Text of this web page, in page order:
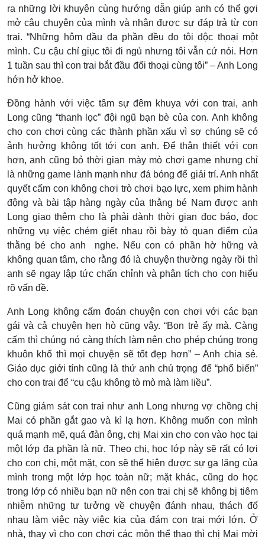
ra những lời khuyên cùng hướng dẫn giúp anh có thể gợi
mở câu chuyện của mình và nhận được sự đáp trả từ con
trai. “Những hôm đầu đa phần đều do tôi độc thoại một
mình. Cu cậu chỉ giục tôi đi ngủ nhưng tôi vẫn cứ nói. Hơn
1 tuần sau thì con trai bắt đầu đối thoại cùng tôi” – Anh Long
hớn hở khoe.
Đồng hành với việc tâm sự đêm khuya với con trai, anh
Long cũng “thanh lọc” đội ngũ bạn bè của con. Anh không
cho con chơi cùng các thành phần xấu vì sợ chúng sẽ có
ảnh hưởng không tốt tới con anh. Để thân thiết với con
hơn, anh cũng bỏ thời gian mày mò chơi game nhưng chỉ
là những game lành mạnh như đá bóng để giải trí. Anh nhất
quyết cấm con không chơi trò chơi bạo lực, xem phim hành
động và bài tập hàng ngày của thằng bé Nam được anh
Long giao thêm cho là phải dành thời gian đọc báo, đọc
những vụ việc chém giết nhau rồi bày tỏ quan điểm của
thằng bé cho anh nghe. Nếu con có phần hờ hững và
không quan tâm, cho rằng đó là chuyện thường ngày rồi thì
anh sẽ ngay lập tức chấn chỉnh và phân tích cho con hiểu
rõ vấn đề.
Anh Long không cấm đoán chuyện con chơi với các bạn
gái và cả chuyện hẹn hò cũng vậy. “Bọn trẻ ấy mà. Càng
cấm thì chúng nó càng thích làm nên cho phép chúng trong
khuôn khổ thì mọi chuyện sẽ tốt đẹp hơn” – Anh chia sẻ.
Giáo dục giới tính cũng là thứ anh chú trọng để “phổ biến”
cho con trai để “cu cậu không tò mò mà làm liều”.
Cũng giám sát con trai như anh Long nhưng vợ chồng chị
Mai có phần gắt gao và kì lạ hơn. Không muốn con mình
quá mạnh mẽ, quá đàn ông, chị Mai xin cho con vào học tại
một lớp đa phần là nữ. Theo chị, học lớp này sẽ rất có lợi
cho con chị, một mặt, con sẽ thể hiện được sự ga lăng của
mình trong một lớp học toàn nữ; mặt khác, cũng do học
trong lớp có nhiều bạn nữ nên con trai chị sẽ không bị tiêm
nhiễm những tư tưởng về chuyện đánh nhau, thách đố
nhau làm việc này việc kia của đám con trai mới lớn. Ở
nhà, thay vì cho con chơi các môn thể thao thì chị Mai mời